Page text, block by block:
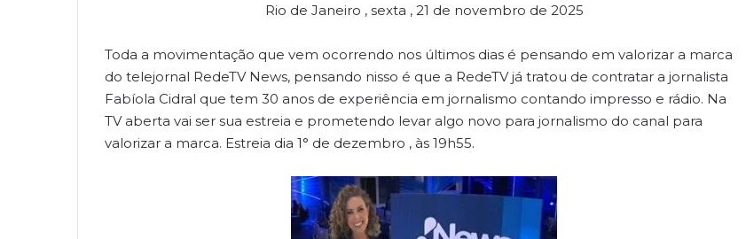
Rio de Janeiro , sexta , 21 de novembro de 2025
Toda a movimentação que vem ocorrendo nos últimos dias é pensando em valorizar a marca
do telejornal RedeTV News, pensando nisso é que a RedeTV já tratou de contratar a jornalista
Fabíola Cidral que tem 30 anos de experiência em jornalismo contando impresso e rádio. Na
TV aberta vai ser sua estreia e prometendo levar algo novo para jornalismo do canal para
valorizar a marca. Estreia dia 1° de dezembro , às 19h55.